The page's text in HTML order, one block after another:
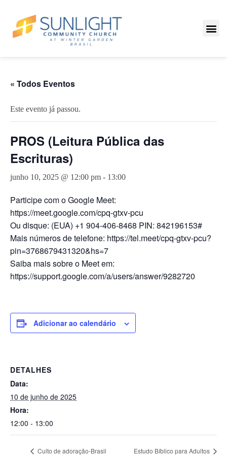
« Todos Eventos
Este evento já passou.
PROS (Leitura Pública das
Escrituras)
junho 10, 2025 @ 12:00 pm - 13:00
Participe com o Google Meet:
https://meet.google.com/cpq-gtxv-pcu
Ou disque: (EUA) +1 904-406-8468 PIN: 842196153#
Mais números de telefone: https://tel.meet/cpq-gtxv-pcu?
pin=3768679431320&hs=7
Saiba mais sobre o Meet em:
https://support.google.com/a/users/answer/9282720
Adicionar ao calendário
DETALHES
Data:
10 de junho de 2025
Hora:
12:00 - 13:00
Culto de adoração-Brasil Estudo Bíblico para Adultos